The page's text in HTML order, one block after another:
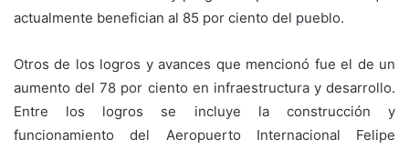
actualmente benefician al 85 por ciento del pueblo.
Otros de los logros y avances que mencionó fue el de un
aumento del 78 por ciento en infraestructura y desarrollo.
Entre los logros se incluye la construcción y
funcionamiento del Aeropuerto Internacional Felipe